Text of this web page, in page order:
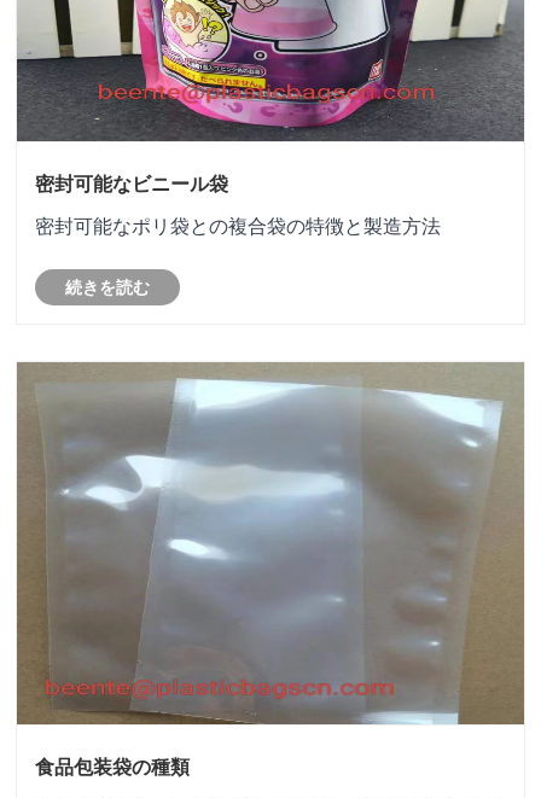
密封可能なビニール袋
密封可能なポリ袋との複合袋の特徴と製造方法
続きを読む
食品包装袋の種類